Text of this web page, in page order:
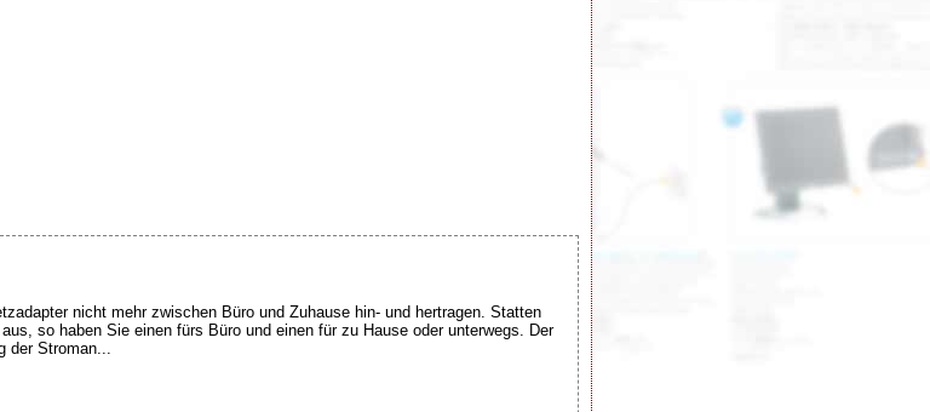
nicht mehr zwischen Büro und Zuhause hin- und hertragen. Statten
so haben Sie einen fürs Büro und einen für zu Hause oder unterwegs. Der
Stroman...